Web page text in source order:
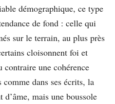
démographique, ce type
de fond : celle qui
sur le terrain, au plus près
cloisonnent foi et
contraire une cohérence
dans ses écrits, la
d’âme, mais une boussole